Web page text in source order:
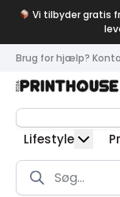
Vi tilbyder gratis
Brug for hjælp?
Lifestyle
Products
search